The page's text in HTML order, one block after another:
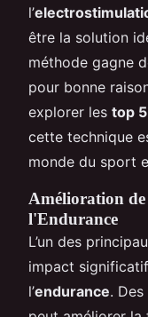
l’
être la solution
méthode gagne
pour bonne
explorer les top
cette technique
monde du sport
Amélioration
l'Endurance
L’un des
impact
l’endurance.